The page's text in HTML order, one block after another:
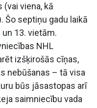
viena, kā
Šo septiņu gadu laikā
un 13. vietām.
NHL
izšķirošās cīņas,
nebūšanas – tā visa
būs jāsastopas arī
saimniecību vada